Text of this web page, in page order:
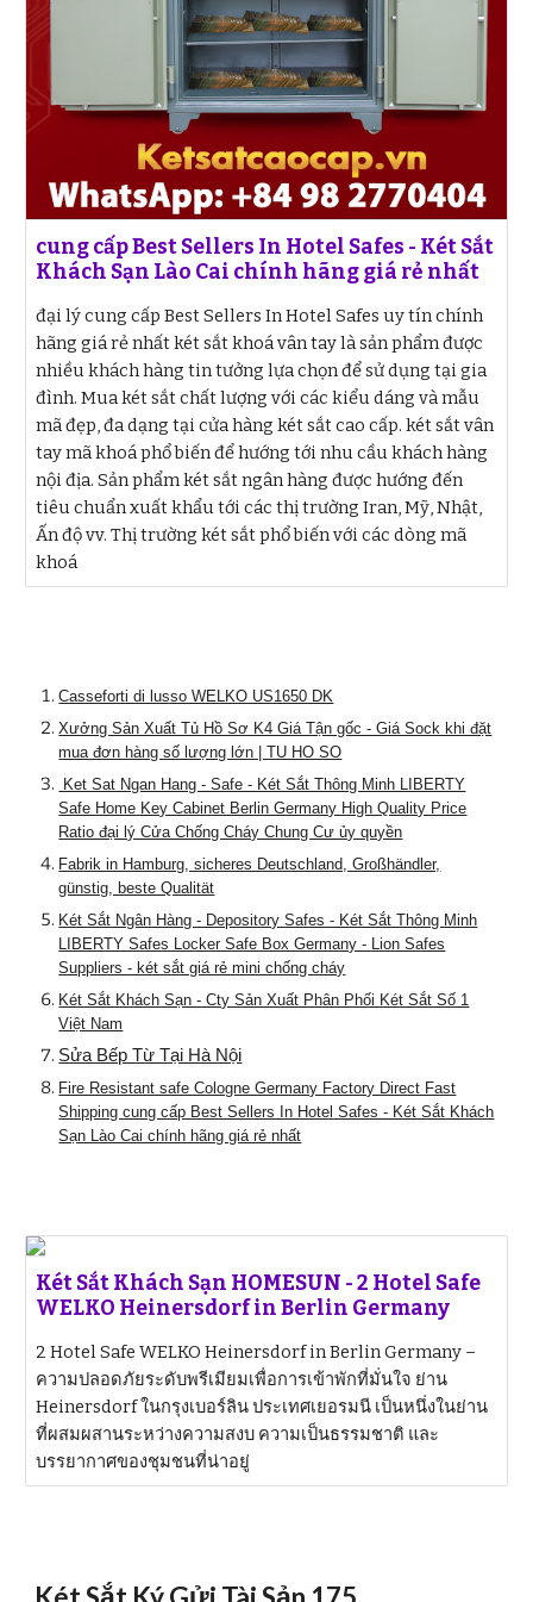
cung cấp Best Sellers In Hotel Safes - Két Sắt
Khách Sạn Lào Cai chính hãng giá rẻ nhất
đại lý cung cấp Best Sellers In Hotel Safes uy tín chính
hãng giá rẻ nhất két sắt khoá vân tay là sản phẩm được
nhiều khách hàng tin tưởng lựa chọn để sử dụng tại gia
đình. Mua két sắt chất lượng với các kiểu dáng và mẫu
mã đẹp, đa dạng tại cửa hàng két sắt cao cấp. két sắt vân
tay mã khoá phổ biến để hướng tới nhu cầu khách hàng
nội địa. Sản phẩm két sắt ngân hàng được hướng đến
tiêu chuẩn xuất khẩu tới các thị trường Iran, Mỹ, Nhật,
Ấn độ vv. Thị trường két sắt phổ biến với các dòng mã
khoá
Casseforti di lusso WELKO US1650 DK
Xưởng Sản Xuất Tủ Hồ Sơ K4 Giá Tận gốc - Giá Sock khi đặt
mua đơn hàng số lượng lớn | TU HO SO
Ket Sat Ngan Hang - Safe - Két Sắt Thông Minh LIBERTY
Safe Home Key Cabinet Berlin Germany High Quality Price
Ratio đại lý Cửa Chống Cháy Chung Cư ủy quyền
Fabrik in Hamburg, sicheres Deutschland, Großhändler,
günstig, beste Qualität
Két Sắt Ngân Hàng - Depository Safes - Két Sắt Thông Minh
LIBERTY Safes Locker Safe Box Germany - Lion Safes
Suppliers - két sắt giá rẻ mini chống cháy
Két Sắt Khách Sạn - Cty Sản Xuất Phân Phối Két Sắt Số 1
Việt Nam
Sửa Bếp Từ Tại Hà Nội
Fire Resistant safe Cologne Germany Factory Direct Fast
Shipping cung cấp Best Sellers In Hotel Safes - Két Sắt Khách
Sạn Lào Cai chính hãng giá rẻ nhất
Két Sắt Khách Sạn HOMESUN - 2 Hotel Safe
WELKO Heinersdorf in Berlin Germany
2 Hotel Safe WELKO Heinersdorf in Berlin Germany –
ความปลอดภัยระดับพรีเมียมเพื่อการเข้าพักที่มั่นใจ ย่าน
Heinersdorf ในกรุงเบอร์ลิน ประเทศเยอรมนี เป็นหนึ่งในย่าน
ที่ผสมผสานระหว่างความสงบ ความเป็นธรรมชาติ และ
บรรยากาศของชุมชนที่น่าอยู่